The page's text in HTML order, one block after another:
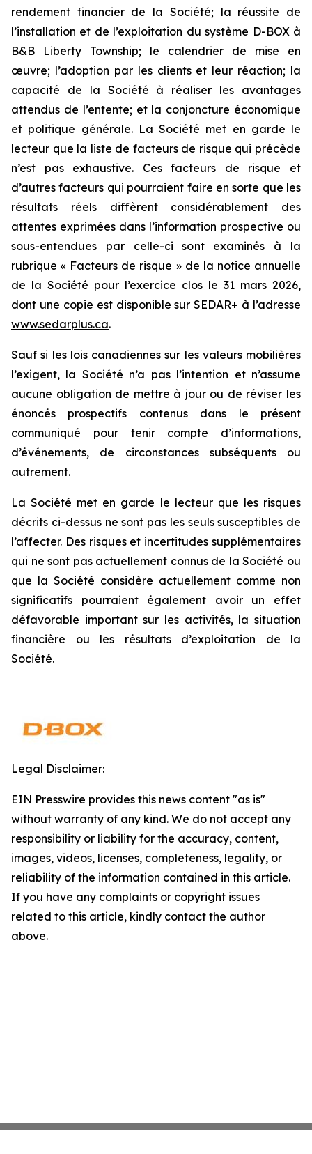
rendement financier de la Société; la réussite de
l’installation et de l’exploitation du système D-BOX à
B&B Liberty Township; le calendrier de mise en
œuvre; l’adoption par les clients et leur réaction; la
capacité de la Société à réaliser les avantages
attendus de l’entente; et la conjoncture économique
et politique générale. La Société met en garde le
lecteur que la liste de facteurs de risque qui précède
n’est pas exhaustive. Ces facteurs de risque et
d’autres facteurs qui pourraient faire en sorte que les
résultats réels diffèrent considérablement des
attentes exprimées dans l’information prospective ou
sous-entendues par celle-ci sont examinés à la
rubrique « Facteurs de risque » de la notice annuelle
de la Société pour l’exercice clos le 31 mars 2026,
dont une copie est disponible sur SEDAR+ à l’adresse
www.sedarplus.ca.
Sauf si les lois canadiennes sur les valeurs mobilières
l’exigent, la Société n’a pas l’intention et n’assume
aucune obligation de mettre à jour ou de réviser les
énoncés prospectifs contenus dans le présent
communiqué pour tenir compte d’informations,
d’événements, de circonstances subséquents ou
autrement.
La Société met en garde le lecteur que les risques
décrits ci-dessus ne sont pas les seuls susceptibles de
l’affecter. Des risques et incertitudes supplémentaires
qui ne sont pas actuellement connus de la Société ou
que la Société considère actuellement comme non
significatifs pourraient également avoir un effet
défavorable important sur les activités, la situation
financière ou les résultats d’exploitation de la
Société.
Legal Disclaimer:
EIN Presswire provides this news content "as is"
without warranty of any kind. We do not accept any
responsibility or liability for the accuracy, content,
images, videos, licenses, completeness, legality, or
reliability of the information contained in this article.
If you have any complaints or copyright issues
related to this article, kindly contact the author
above.